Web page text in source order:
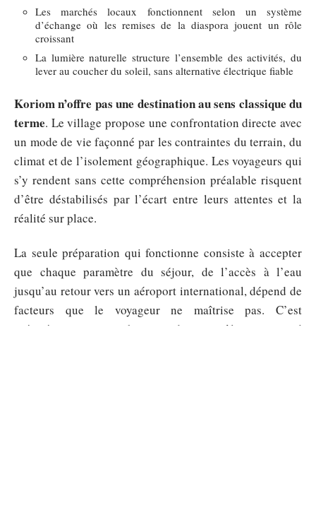
Les marchés locaux fonctionnent selon un système
d’échange où les remises de la diaspora jouent un rôle
croissant
La lumière naturelle structure l’ensemble des activités, du
lever au coucher du soleil, sans alternative électrique fiable
Koriom n’offre pas une destination au sens classique du
terme. Le village propose une confrontation directe avec
un mode de vie façonné par les contraintes du terrain, du
climat et de l’isolement géographique. Les voyageurs qui
s’y rendent sans cette compréhension préalable risquent
d’être déstabilisés par l’écart entre leurs attentes et la
réalité sur place.
La seule préparation qui fonctionne consiste à accepter
que chaque paramètre du séjour, de l’accès à l’eau
jusqu’au retour vers un aéroport international, dépend de
facteurs que le voyageur ne maîtrise pas. C’est
précisément cette absence de contrôle qui rend